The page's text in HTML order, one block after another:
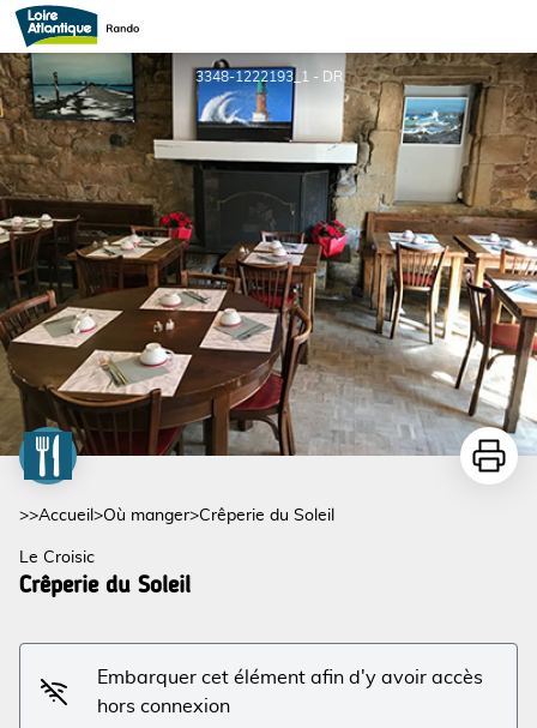
Crêperie du Soleil
3348-1222193_1 - DR
Voir l'image en plein écran
>>Accueil >Où manger>Crêperie du Soleil
Le Croisic
Crêperie du Soleil
Embarquer cet élément afin d'y avoir accès
hors connexion